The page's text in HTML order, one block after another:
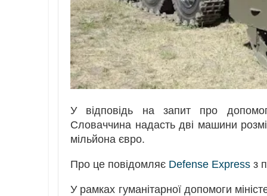
У відповідь на запит про
Словаччина надасть дві машини
мільйона євро.
Про це повідомляє Defense Express з
У рамках гуманітарної допомоги